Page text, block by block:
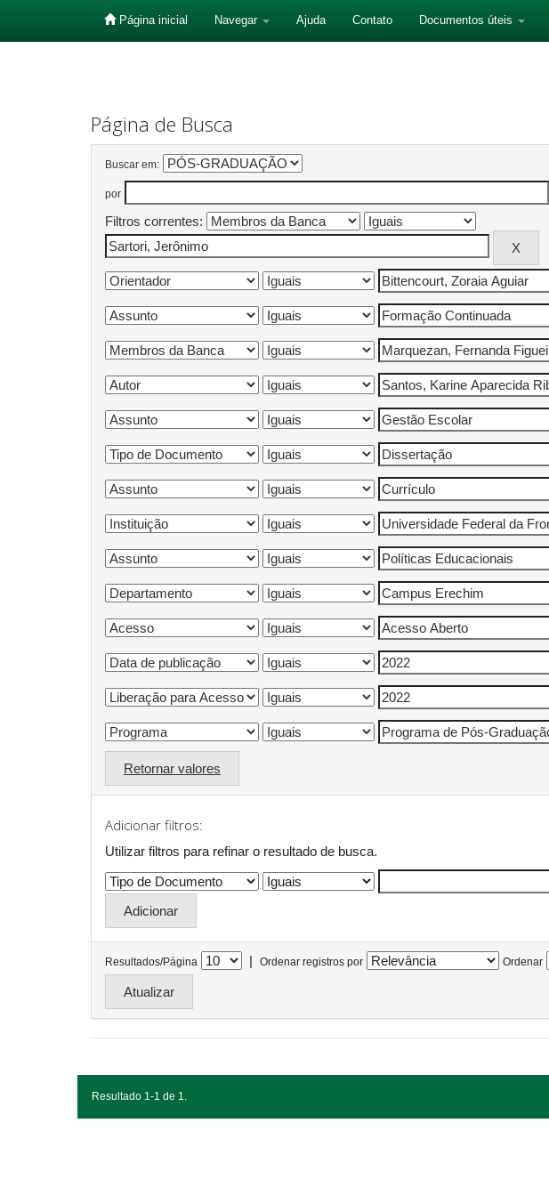
Página inicial Navegar Ajuda Contato Documentos úteis
Página de Busca
Buscar em:
por
Filtros correntes:
Retornar valores
Adicionar filtros:
Utilizar filtros para refinar o resultado de busca.
Resultados/Página | Ordenar registros por Ordenar
Resultado 1-1 de 1.